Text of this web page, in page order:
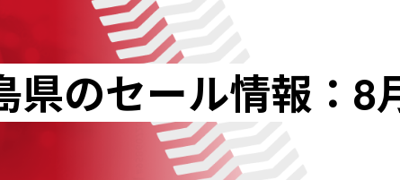
県のセール情報：8